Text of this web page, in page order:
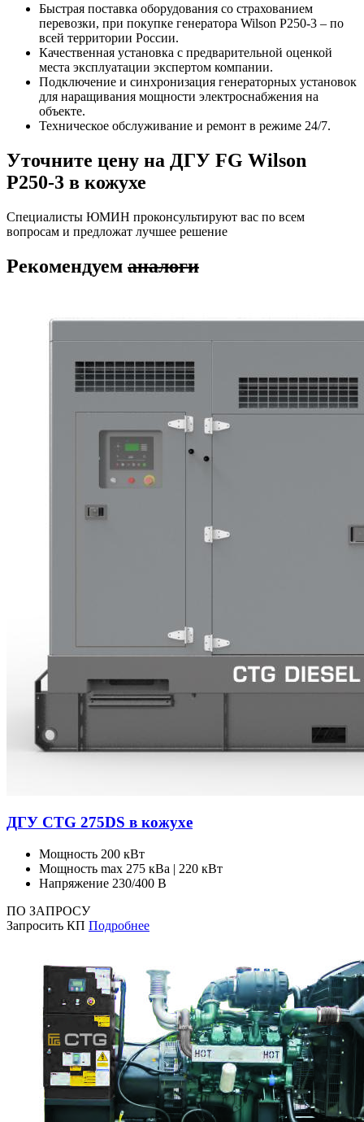
Быстрая поставка оборудования со страхованием
перевозки, при покупке генератора Wilson P250-3 – по
всей территории России.
Качественная установка с предварительной оценкой
места эксплуатации экспертом компании.
Подключение и синхронизация генераторных установок
для наращивания мощности электроснабжения на
объекте.
Техническое обслуживание и ремонт в режиме 24/7.
Уточните цену на ДГУ FG Wilson
P250-3 в кожухе
Специалисты ЮМИН проконсультируют вас по всем
вопросам и предложат лучшее решение
Рекомендуем аналоги
ДГУ CTG 275DS в кожухе
Мощность 200 кВт
Мощность max 275 кВа | 220 кВт
Напряжение 230/400 В
ПО ЗАПРОСУ
Запросить КП Подробнее